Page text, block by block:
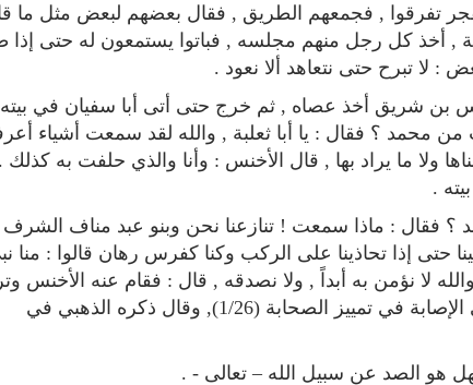
تفرقوا , فجمعهم الطريق , فقال بعضهم لبعض مثل ما
, أخذ كل رجل منهم مجلسه , فباتوا يستمعون له حتى إذا
لا تبرح حتى نتعاهد ألا نعود .
بن شريق أخذ عصاه , ثم خرج حتى أتى أبا سفيان في بيته
محمد ؟ فقال : يا أبا ثعلبة , والله لقد سمعت أشياء
ولا ما يراد بها , قال الأخنس : وأنا والذي حلفت به كذلك
.
؟ فقال : ماذا سمعت ! تنازعنا نحن وبنو عبد مناف الشرف
حتى إذا تحاذينا على الركب وكنا كفرس رهان قالوا : منا
لا نؤمن به أبداً , ولا نصدقه , قال : فقام عنه الأخنس
أخرجه ابن سحاق في السيرة وذكره الحافظ في الإصابة في تمييز الصحابة (1/26), وقال ذكره الذهبي في
هو الصد عن سبيل الله – تعالى - .